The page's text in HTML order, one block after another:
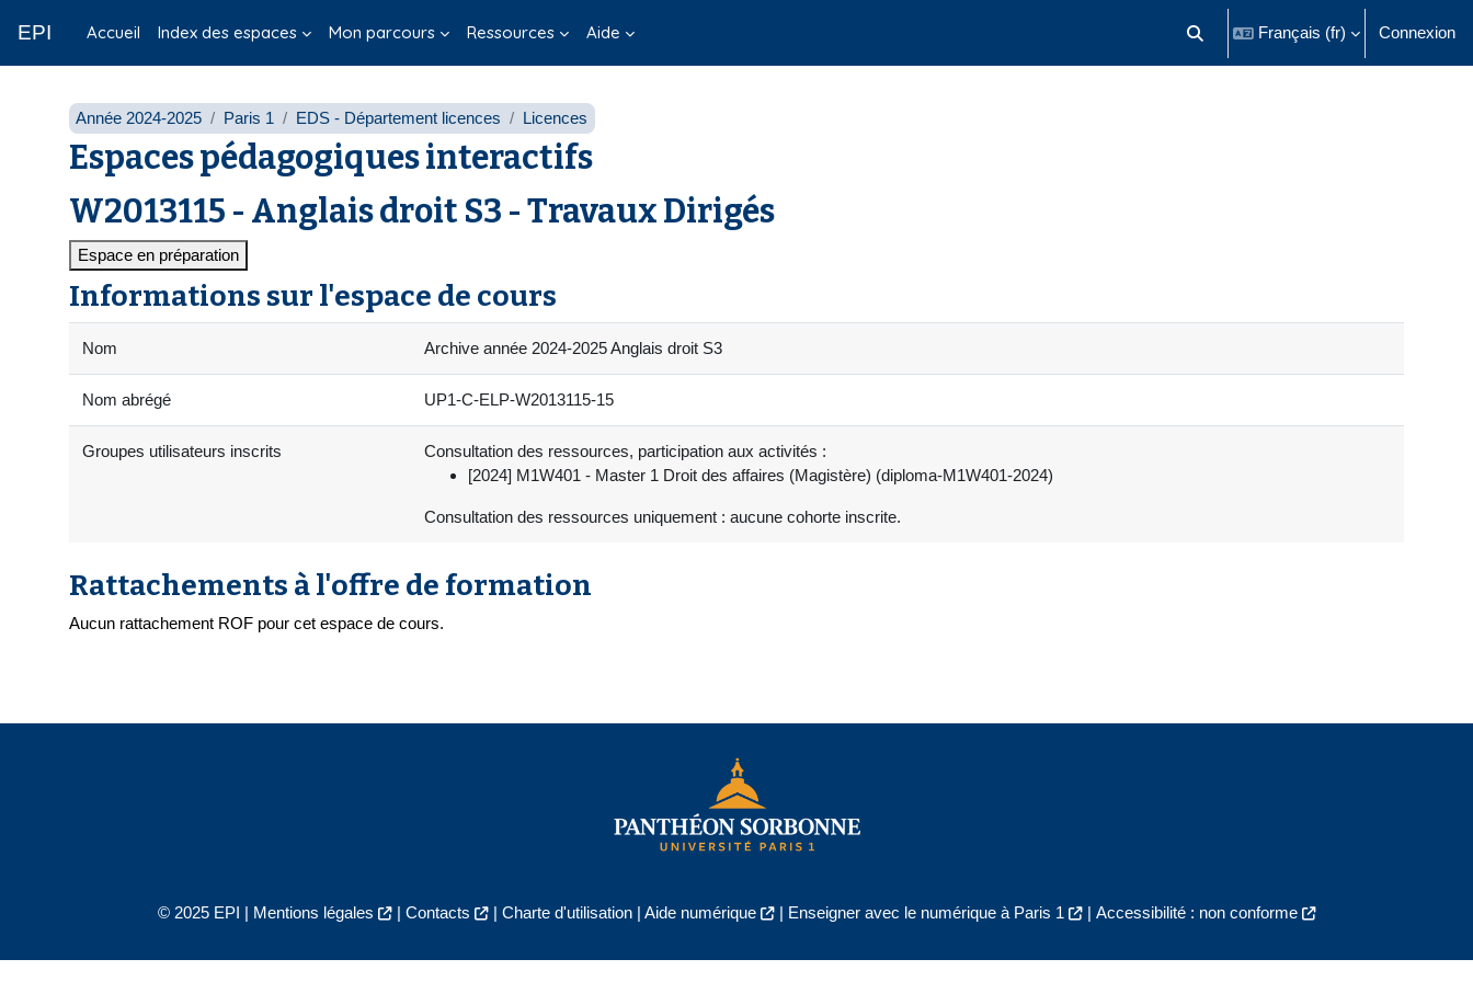
EPI Accueil Index des espaces Mon parcours Ressources Aide Activer/désactiver la saisie de
Français ‎(fr)‎ Connexion
Année 2024-2025 Paris 1 EDS - Département licences Licences
Espaces pédagogiques interactifs
W2013115 - Anglais droit S3 - Travaux Dirigés
Espace en préparation
Informations sur l'espace de cours
Nom Archive année 2024-2025 Anglais droit S3
Nom abrégé UP1-C-ELP-W2013115-15
Groupes utilisateurs inscrits
Consultation des ressources, participation aux activités :
[2024] M1W401 - Master 1 Droit des affaires (Magistère) (diploma-M1W401-2024)
Consultation des ressources uniquement : aucune cohorte inscrite.
Rattachements à l'offre de formation
Aucun rattachement ROF pour cet espace de cours.
© 2025 EPI | Mentions légales | Contacts | Charte d'utilisation| Aide numérique | Enseigner avec le numérique à Paris 1 | Accessibilité : non conforme